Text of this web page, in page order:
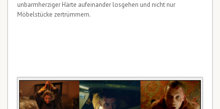
unbarmherziger Härte aufeinander losgehen und nicht nur
Möbelstücke zertrümmern.